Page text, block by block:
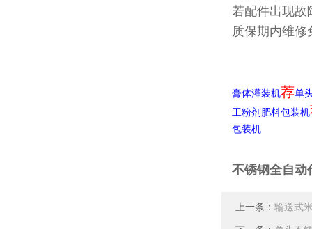
若配件出现故
质保期内维
膏体灌装机荐单
工粉剂肥料包装机
包装机
不锈钢全自动
上一条： 输送式